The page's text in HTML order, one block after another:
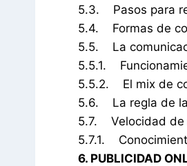
5.3. Pasos para
5.4. Formas de
5.5. La
5.5.1.
5.5.2. El mix de
5.6. La regla de
5.7. Velocidad de
5.7.1.
6. PUBLICIDAD